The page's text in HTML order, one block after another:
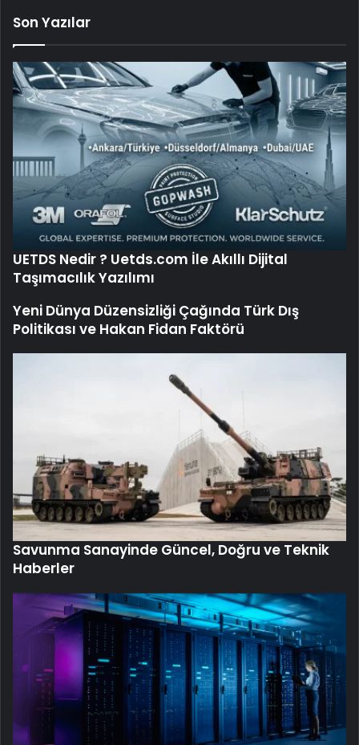
Son Yazılar
UETDS Nedir ? Uetds.com İle Akıllı Dijital
Taşımacılık Yazılımı
Yeni Dünya Düzensizliği Çağında Türk Dış
Politikası ve Hakan Fidan Faktörü
Savunma Sanayinde Güncel, Doğru ve Teknik
Haberler